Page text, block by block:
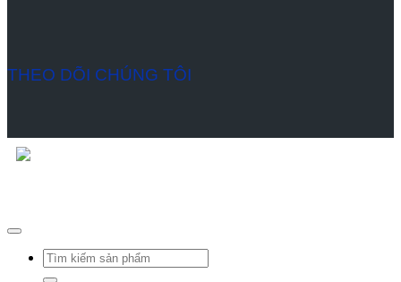
THEO DÕI CHÚNG TÔI
Tìm
kiếm: